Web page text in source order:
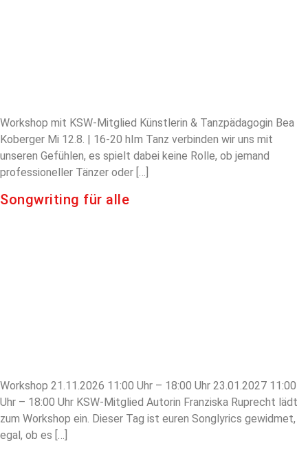
Workshop mit KSW-Mitglied Künstlerin & Tanzpädagogin Bea
Koberger Mi 12.8. | 16-20 hIm Tanz verbinden wir uns mit
unseren Gefühlen, es spielt dabei keine Rolle, ob jemand
professioneller Tänzer oder […]
Songwriting für alle
Workshop 21.11.2026 11:00 Uhr – 18:00 Uhr 23.01.2027 11:00
Uhr – 18:00 Uhr KSW-Mitglied Autorin Franziska Ruprecht lädt
zum Workshop ein. Dieser Tag ist euren Songlyrics gewidmet,
egal, ob es […]